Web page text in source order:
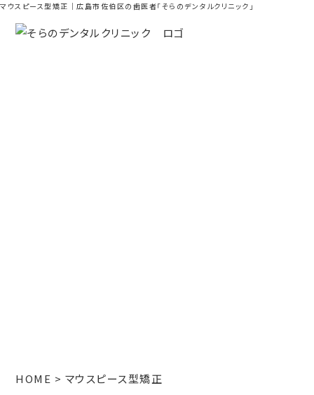
マウスピース型矯正｜広島市佐伯区の歯医者「そらのデンタルクリニック」
HOME マウスピース型矯正